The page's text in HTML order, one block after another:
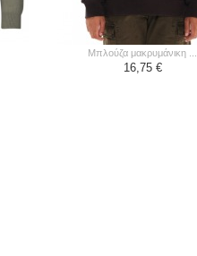
μπλούζα μακρυμάνικη ...
16,75 €